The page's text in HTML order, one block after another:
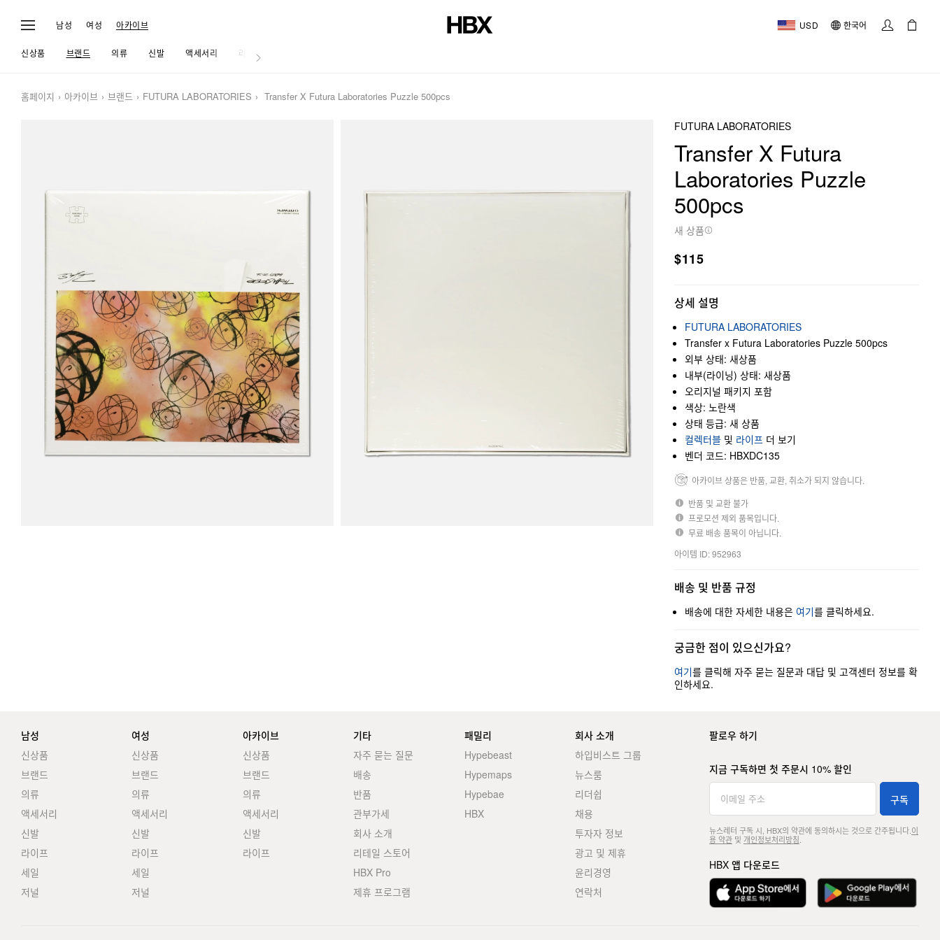
남성 여성 아카이브 USD 한국어
신상품 브랜드 의류 신발 액세서리 라이프
홈페이지 아카이브 브랜드 FUTURA LABORATORIES Transfer X Futura Laboratories Puzzle 500pcs
FUTURA LABORATORIES
Transfer X Futura
Laboratories Puzzle
500pcs
새 상품
$115
상세 설명
FUTURA LABORATORIES
Transfer x Futura Laboratories Puzzle 500pcs
외부 상태: 새상품
내부(라이닝) 상태: 새상품
오리지널 패키지 포함
색상: 노란색
상태 등급: 새 상품
컬렉터블 및 라이프 더 보기
벤더 코드: HBXDC135
아카이브 상품은 반품, 교환, 취소가 되지 않습니다.
반품 및 교환 불가
프로모션 제외 품목입니다.
무료 배송 품목이 아닙니다.
아이템 ID: 952963
배송 및 반품 규정
배송에 대한 자세한 내용은 여기를 클릭하세요.
궁금한 점이 있으신가요?
여기를 클릭해 자주 묻는 질문과 대답 및 고객센터 정보를 확
인하세요.
남성
신상품
브랜드
의류
액세서리
신발
라이프
세일
저널
여성
신상품
브랜드
의류
액세서리
신발
라이프
세일
저널
아카이브
신상품
브랜드
의류
액세서리
신발
라이프
기타
자주 묻는 질문
배송
반품
관부가세
회사 소개
리테일 스토어
HBX Pro
제휴 프로그램
패밀리
Hypebeast
Hypemaps
Hypebae
HBX
회사 소개
하입비스트 그룹
뉴스룸
리더쉽
채용
투자자 정보
광고 및 제휴
윤리경영
연락처
팔로우 하기
지금 구독하면 첫 주문시 10% 할인
구독
뉴스레터 구독 시, HBX의 약관에 동의하시는 것으로 간주됩니다. 이
용 약관및 개인정보처리방침
HBX 앱 다운로드